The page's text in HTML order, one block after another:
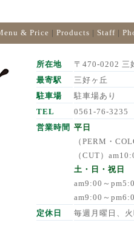
& Price | Products | Staff |
所在地
〒470-0202 三
最寄駅
三好ヶ丘
駐車場
駐車場あり
TEL
0561-76-3235
営業時間 平日
（PERM・
（CUT）
土・日・祝日
am9:00～
am9:00～
定休日
毎週月曜日、